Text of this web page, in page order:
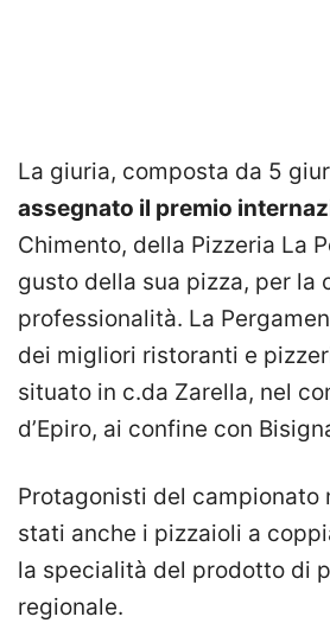
La giuria, composta da 5
assegnato il premio
Chimento, della Pizzeria La
gusto della sua pizza, per la
professionalità. La
dei migliori ristoranti e
situato in c.da Zarella, nel
d’Epiro, ai confine con
Protagonisti del campionato
stati anche i pizzaioli a
la specialità del prodotto di
regionale.